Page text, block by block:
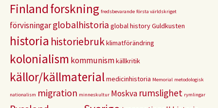
Finlandforskning fredsbevarande första världskriget
förvisningarglobalhistoria global historyGuldkusten
historia historiebrukklimatförändring
kolonialism kommunismkällkritik
källor/källmaterialmedicinhistoria Memorial metodologisk
nationalism migration minneskultur Moskva rumslighet rymlingar